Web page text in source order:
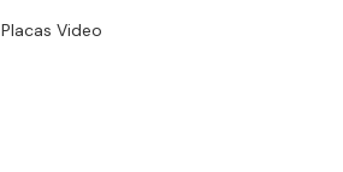
Placas Video